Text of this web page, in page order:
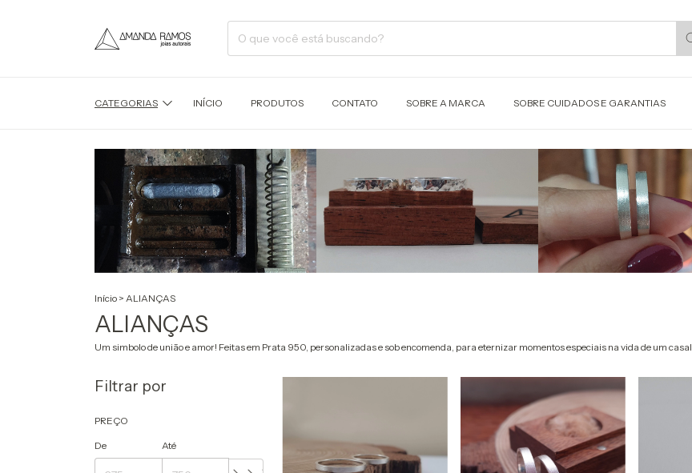
CATEGORIAS INÍCIO PRODUTOS CONTATO SOBRE A MARCA SOBRE CUIDADOS E GARANTIAS
Início > ALIANÇAS
ALIANÇAS
Um simbolo de união e amor! Feitas em Prata 950, personalizadas e sob encomenda, para eternizar momentos especiais na vida de um casal
Filtrar por
PREÇO
De Até